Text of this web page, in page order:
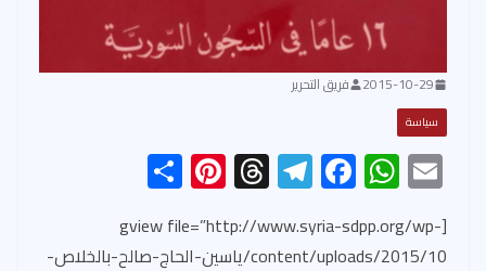
2015-10-29 فريق التحرير
سياسة
E
m
ail
W
h
at
F
ac
e
Te
le
gr
T
hr
ea
Pi
nt
er
h
ar
[gview file=”http://www.syria-sdpp.org/wp-
content/uploads/2015/10/ياسين-الحاج-صالح-بالخلاص-